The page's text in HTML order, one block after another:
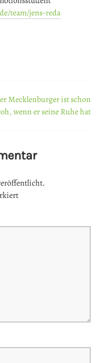
team/jens-reda
Mecklenburger ist schon
wenn er seine Ruhe hat